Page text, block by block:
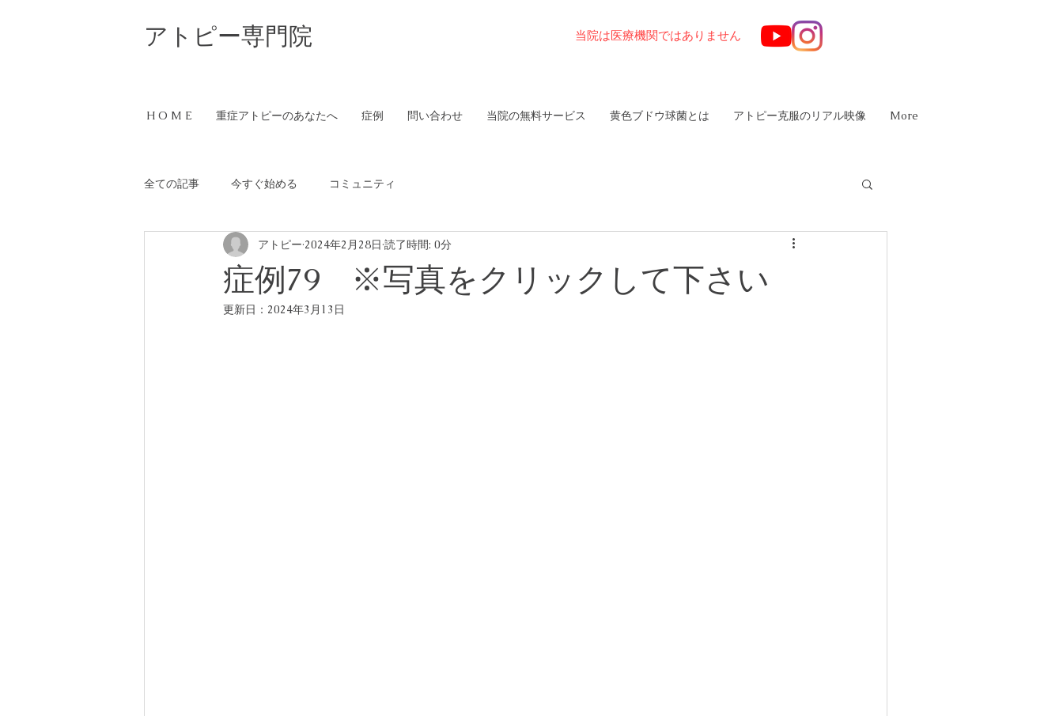
​アトピー専門院 当院は医療機関ではありません
H O M E 重症アトピーのあなたへ 症例 問い合わせ 当院の無料サービス 黄色ブドウ球菌とは アトピー克服のリアル映像 More
全ての記事 今すぐ始める コミュニティ
症例79 ※写真をクリックして下さい
アトピー 2024年2月28日 読了時間: 0分
更新日： 2024年3月13日